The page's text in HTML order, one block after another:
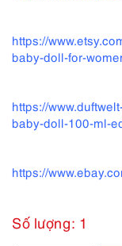
https://
baby-doll-for-
https://
baby-doll-100-ml-
https://
Số lượng: 1